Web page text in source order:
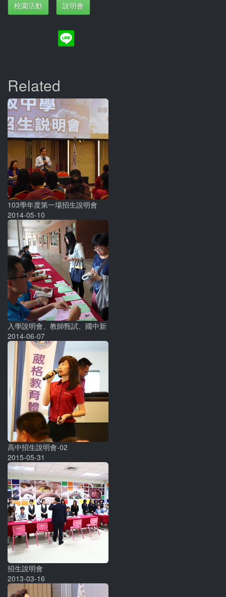
校園活動 說明會
Related
103學年度第一場招生說明會
2014-05-10
入學說明會、教師甄試、國中新
2014-06-07
高中招生說明會-02
2015-05-31
招生說明會
2013-03-16